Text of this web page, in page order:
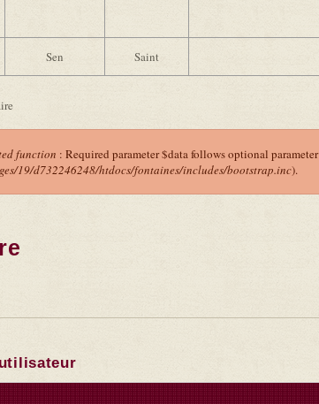
Sen Saint
d'erreur
function : Required parameter $data follows optional
19/d732246248/htdocs/fontaines/includes/bootstrap.inc).